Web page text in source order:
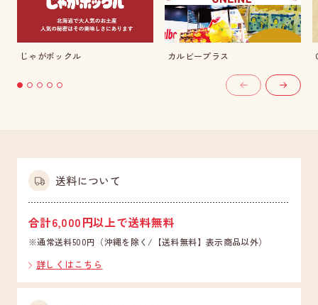
じゃがポックル カルビープラス
送料について
合計6,000円以上で送料無料
※通常送料500円（沖縄を除く/【送料無料】表示商品以外）
詳しくはこちら